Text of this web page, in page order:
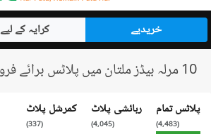
خریدیے کرایہ کے لیے
10 مرلہ بیڈز ملتان میں پلاٹس برائے فروخت
پلاٹس تمام
(
4,483
)
رہائشی پلاٹ
(
4,045
)
کمرشل پلاٹ
(
337
)